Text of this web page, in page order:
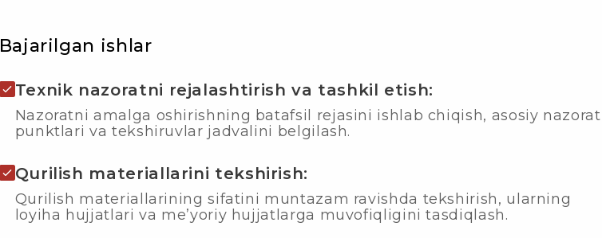
Bajarilgan ishlar
Texnik nazoratni rejalashtirish va tashkil etish:
Nazoratni amalga oshirishning batafsil rejasini ishlab chiqish, asosiy nazorat
punktlari va tekshiruvlar jadvalini belgilash.
Qurilish materiallarini tekshirish:
Qurilish materiallarining sifatini muntazam ravishda tekshirish, ularning
loyiha hujjatlari va me’yoriy hujjatlarga muvofiqligini tasdiqlash.